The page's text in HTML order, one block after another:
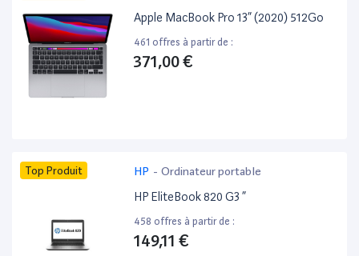
Apple MacBook Pro 13” (2020) 512Go
461 offres à partir de :
371,00 €
Top Produit HP - Ordinateur portable
HP EliteBook 820 G3 ”
458 offres à partir de :
149,11 €